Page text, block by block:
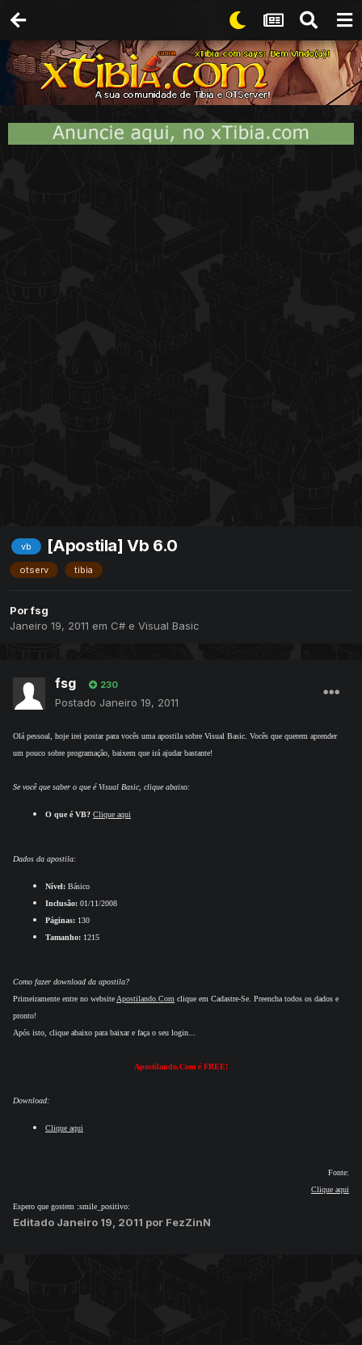
vb [Apostila] Vb 6.0
otserv tibia
Porfsg
Janeiro 19, 2011 em C# e Visual Basic
fsg 230
Postado Janeiro 19, 2011
Olá pessoal, hoje irei postar para vocês uma apostila sobre Visual Basic. Vocês que querem aprender
um pouco sobre programação, baixem que irá ajudar bastante!
Se você que saber o que é Visual Basic, clique abaixo:
O que é VB? Clique aqui
Dados da apostila:
Nível: Básico
Inclusão: 01/11/2008
Páginas: 130
Tamanho: 1215
Como fazer download da apostila?
Primeiramente entre no website Apostilando.Com clique em Cadastre-Se. Preencha todos os dados e
pronto!
Após isto, clique abaixo para baixar e faça o seu login...
Apostilando.Com é FREE!
Download:
Clique aqui
Fonte:
Clique aqui
Espero que gostem :smile_positivo:
Editado Janeiro 19, 2011 por FezZinN